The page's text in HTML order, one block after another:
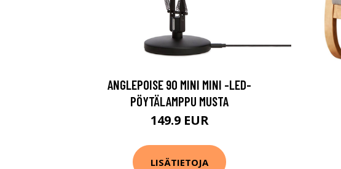
ANGLEPOISE 90 MINI MINI -LED-
PÖYTÄLAMPPU MUSTA
149.9 EUR
LISÄTIETOJA